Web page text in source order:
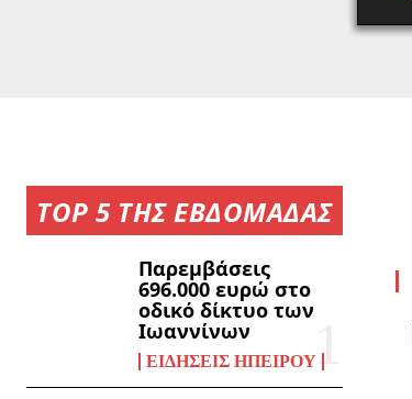
TOP 5 ΤΗΣ ΕΒΔΟΜΑΔΑΣ
Παρεμβάσεις
696.000 ευρώ στο
οδικό δίκτυο των
Ιωαννίνων
ΕΙΔΉΣΕΙΣ ΗΠΕΊΡΟΥ